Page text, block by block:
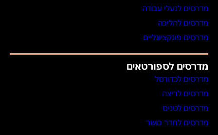
מדרסים לנעלי עבודה
מדרסים להליכה
מדרסים פונקציונליים
מדרסים לספורטאים
מדרסים לכדורסל
מדרסים לריצה
מדרסים לטניס
מדרסים לחדר כושר